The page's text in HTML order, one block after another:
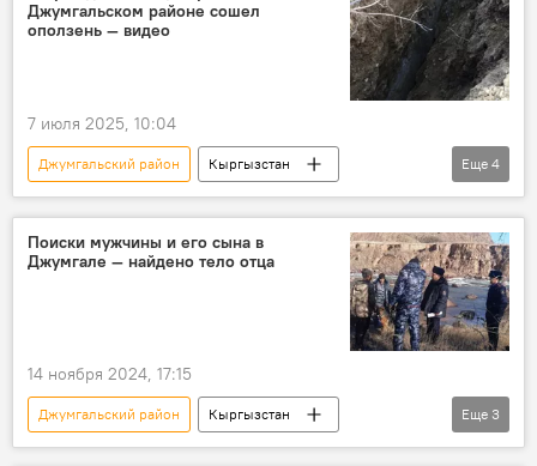
Джумгальском районе сошел
оползень — видео
7 июля 2025, 10:04
Джумгальский район
Кыргызстан
Нарынская область
оползень
уголь
МЧС
Еще 4
Поиски мужчины и его сына в
Джумгале — найдено тело отца
14 ноября 2024, 17:15
Джумгальский район
Кыргызстан
поиски
тело
пропавшие без вести
Еще 3